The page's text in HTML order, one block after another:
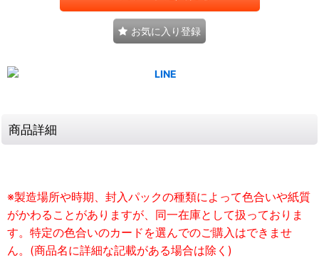
お気に入り登録
商品詳細
※製造場所や時期、封入パックの種類によって色合いや紙質
がかわることがありますが、同一在庫として扱っておりま
す。特定の色合いのカードを選んでのご購入はできませ
ん。(商品名に詳細な記載がある場合は除く)